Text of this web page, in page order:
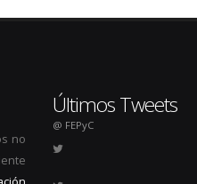
no
Últimos Tweets
@ FEPyC